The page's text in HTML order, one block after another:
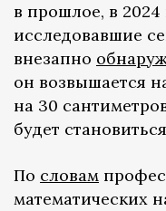
в прошлое, в 2024
исследовавшие
внезапно
он возвышается
на 30
будет
По словам
математических